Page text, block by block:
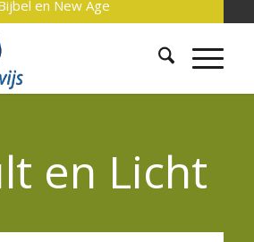
en New Age
en Licht